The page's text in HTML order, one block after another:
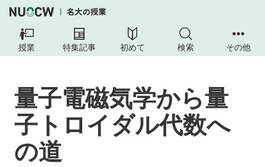
授業 特集記事 初めて 検索 その他
量子電磁気学から量
子トロイダル代数へ
の道